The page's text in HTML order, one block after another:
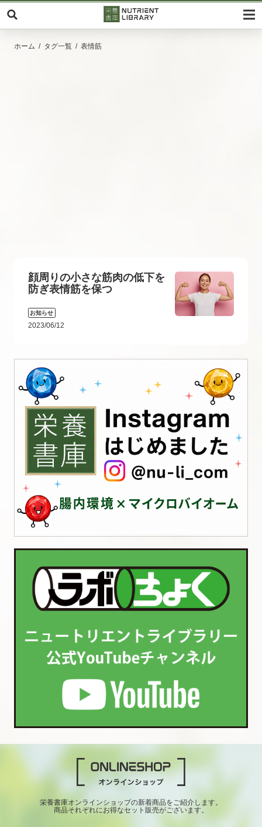
ホーム タグ一覧 表情筋
顔周りの小さな筋肉の低下を
防ぎ表情筋を保つ
お知らせ
2023/06/12
栄養書庫オンラインショップの新着商品をご紹介します。
商品それぞれにお得なセット販売がございます。